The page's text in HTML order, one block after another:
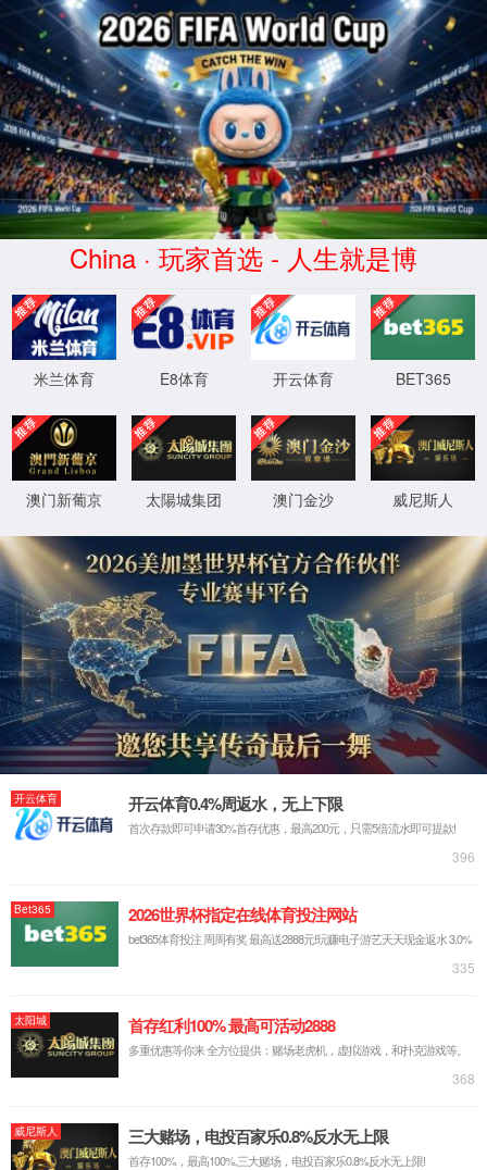
首页
实验室设计·咨询
实验室设计规划
实验室设计标准
实验室系统·方案
实验室通风系统
实验室净化系统
实验室供气系统
实验室供水系统
实验室三废系统
手术室净化系统